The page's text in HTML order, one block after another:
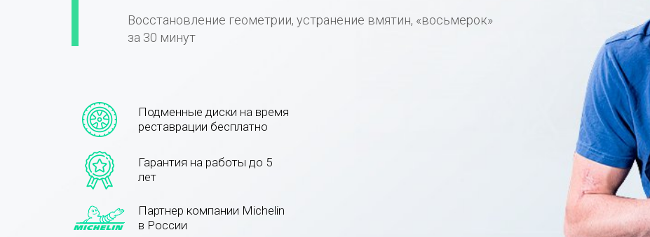
Восстановление геометрии, устранение вмятин, «восьмерок»
за 30 минут
Подменные диски на время
реставрации бесплатно
Гарантия на работы до 5
лет
Партнер компании Michelin
в России